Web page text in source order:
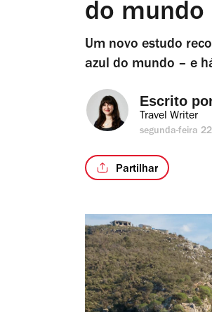
do mundo
Um novo estudo
azul do mundo – e
Escrito
Travel Writer
segunda-feira
Partilhar